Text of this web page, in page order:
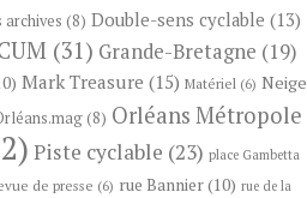
archives (8) Double-sens cyclable (13)
(31) Grande-Bretagne (19)
Mark Treasure (15) Matériel (6) Neige
(8) Orléans Métropole
Piste cyclable (23) place Gambetta
de presse (6) rue Bannier(10) rue de la